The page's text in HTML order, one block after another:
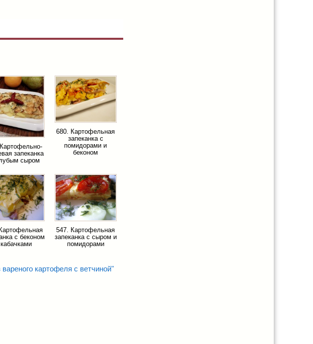
запеканка
сыром
680. Картофельная
запеканка с
помидорами и
беконом
с беконом
547. Картофельная
запеканка с сыром и
помидорами
картофеля с ветчиной"